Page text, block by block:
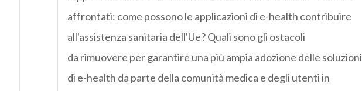
affrontati: come possono le applicazioni di e-health contribuire
all'assistenza sanitaria dell'Ue? Quali sono gli ostacoli
da rimuovere per garantire una più ampia adozione delle soluzioni
di e-health da parte della comunità medica e degli utenti in